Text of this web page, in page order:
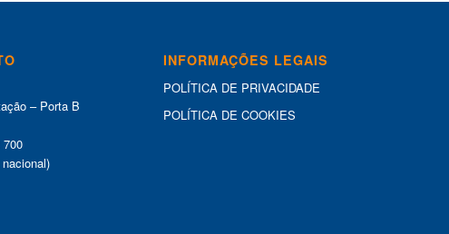
– Porta B
700
INFORMAÇÕES LEGAIS
POLÍTICA DE PRIVACIDADE
POLÍTICA DE COOKIES